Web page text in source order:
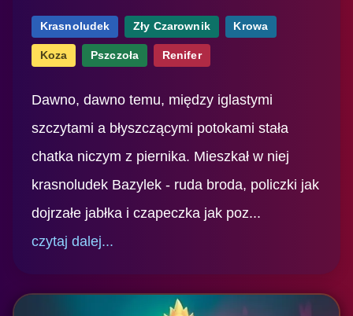
Krasnoludek Zły Czarownik Krowa
Koza Pszczoła Renifer
Dawno, dawno temu, między iglastymi
szczytami a błyszczącymi potokami stała
chatka niczym z piernika. Mieszkał w niej
krasnoludek Bazylek - ruda broda, policzki jak
dojrzałe jabłka i czapeczka jak poz...
czytaj dalej...